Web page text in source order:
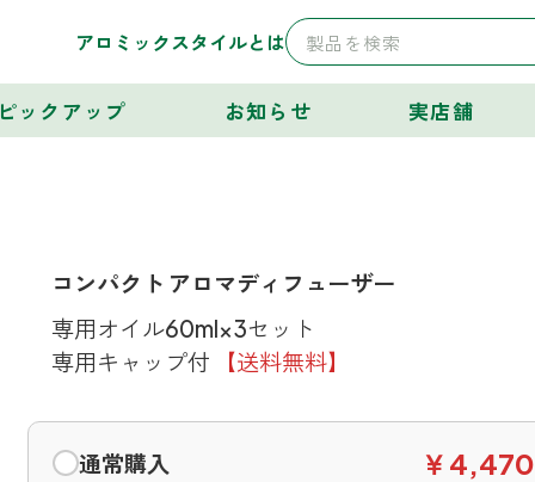
アロミックスタイルとは
ピックアップ お知らせ 実店舗
コンパクト アロマディフューザー
専用オイル60ml×3セット
専用キャップ付
【送料無料】
通常購入 ￥4,470